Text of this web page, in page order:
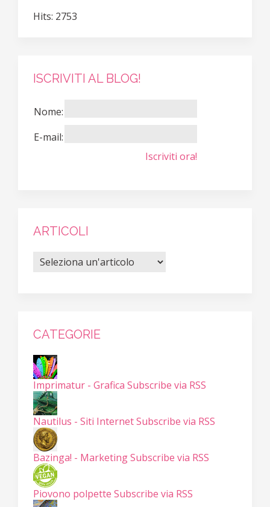
Hits: 2753
ISCRIVITI AL BLOG!
Nome:
E-mail:
Iscriviti ora!
ARTICOLI
CATEGORIE
Imprimatur - Grafica Subscribe via RSS
Nautilus - Siti InternetSubscribe via RSS
Bazinga! - MarketingSubscribe via RSS
Piovono polpette Subscribe via RSS